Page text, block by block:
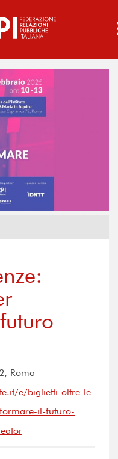
Roma
e/biglietti-oltre-le-
il-futuro-